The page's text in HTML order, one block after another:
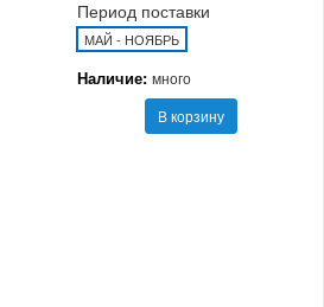
Период поставки
МАЙ - НОЯБРЬ
Наличие: много
В корзину